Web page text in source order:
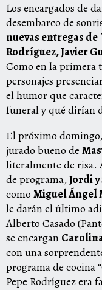
Los encargados de
desembarco de
nuevas entregas de
Rodríguez, Javier
Como en la primera
personajes
el humor que
funeral y qué dirían
El próximo
jurado bueno de
literalmente de risa.
de programa,Jordi
como Miguel Ángel
le darán el último
Alberto Casado
se encargan
con una
programa de cocina
Pepe Rodríguez era